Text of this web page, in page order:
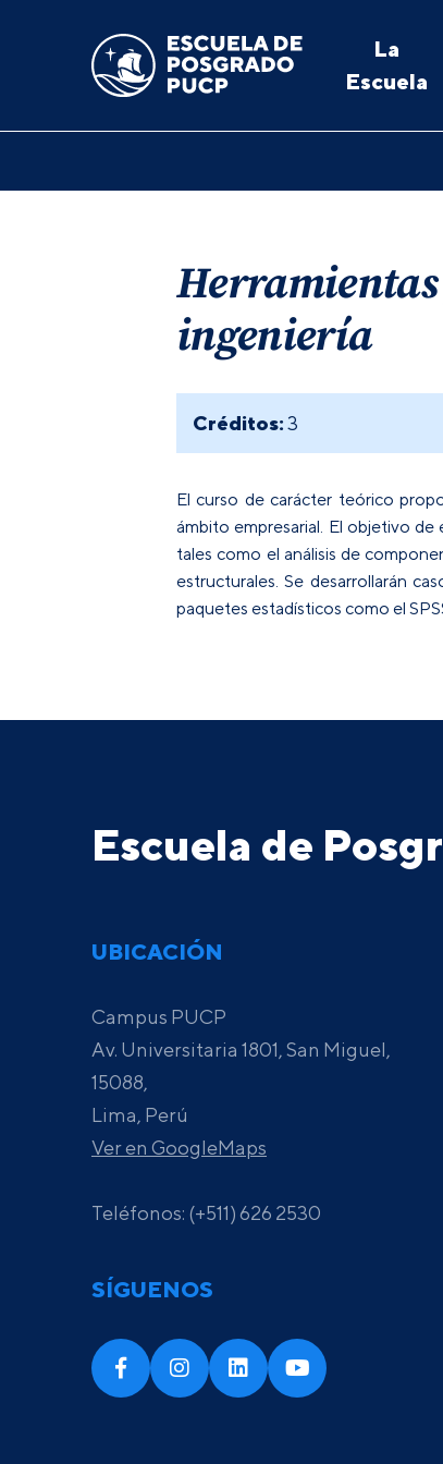
La
Escuela
ingeniería
Créditos:3
El curso de carácter teórico
ámbito empresarial. El objetivo
tales como el análisis de
estructurales. Se desarrollarán
paquetes estadísticos como el
Escuela de
UBICACIÓN
Campus PUCP
Av. Universitaria 1801, San Miguel,
15088,
Lima, Perú
Ver en GoogleMaps
Teléfonos: (+511) 626 2530
SÍGUENOS